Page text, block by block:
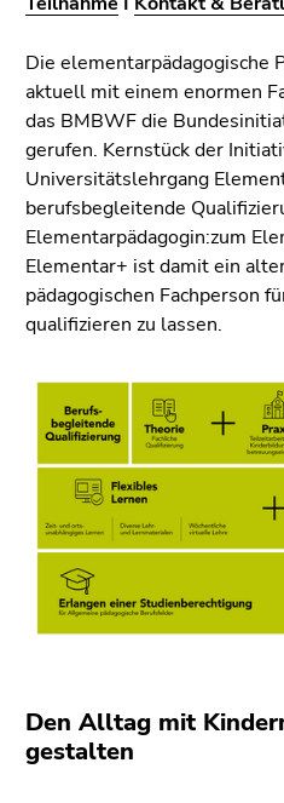
Link.
Zum
Inhalt
(Zugriffstaste
1)
Zur
Positionsanzeige
(Zugriffstaste
2)
Hauptnavigation
(Zugriffstaste
3)
Zur
Unternavigation
(Zugriffstaste
4)
den
Seiteneinstellungen
8)
Die elementarpädagogische
aktuell mit einem enormen
das BMBWF die
gerufen. Kernstück der
Universitätslehrgang
berufsbegleitende
Elementarpädagogin:zum
Elementar+ ist damit ein
pädagogischen Fachperson
qualifizieren zu lassen.
Den Alltag mit
gestalten